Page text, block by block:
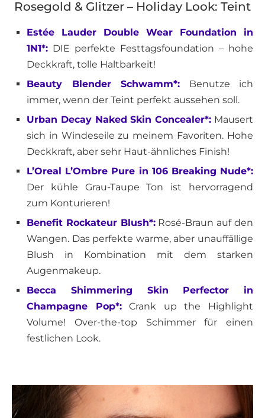
Rosegold & Glitzer – Holiday Look: Teint
Estée Lauder Double Wear Foundation in
1N1*: DIE perfekte Festtagsfoundation – hohe
Deckkraft, tolle Haltbarkeit!
Beauty Blender Schwamm*: Benutze ich
immer, wenn der Teint perfekt aussehen soll.
Urban Decay Naked Skin Concealer*: Mausert
sich in Windeseile zu meinem Favoriten. Hohe
Deckkraft, aber sehr Haut-ähnliches Finish!
L’Oreal L’Ombre Pure in 106 Breaking Nude*:
Der kühle Grau-Taupe Ton ist hervorragend
zum Konturieren!
Benefit Rockateur Blush*:Rosé-Braun auf den
Wangen. Das perfekte warme, aber unauffällige
Blush in Kombination mit dem starken
Augenmakeup.
Becca Shimmering Skin Perfector in
Champagne Pop*:Crank up the Highlight
Volume! Over-the-top Schimmer für einen
festlichen Look.